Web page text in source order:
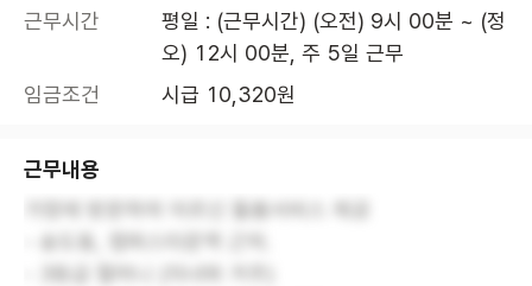
근무시간
평일 : (근무시간) (오전) 9시 00분 ~ (정
오) 12시 00분, 주 5일 근무
임금조건
시급 10,320원
근무내용
가정에 방문하여 어르신 돌봄서비스 제공
- 송도동, 캠퍼스타운역 근처.